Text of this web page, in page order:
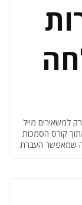
למשאירים מייל
קורס הסמכות
שמאפשר העברת